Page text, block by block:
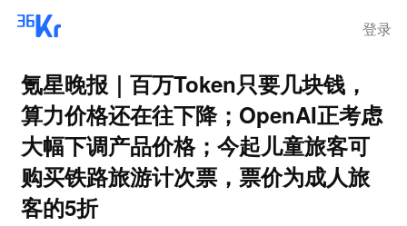
登录
氪星晚报｜百万Token只要几块钱，
算力价格还在往下降；OpenAI正考虑
大幅下调产品价格；今起儿童旅客可
购买铁路旅游计次票，票价为成人旅
客的5折